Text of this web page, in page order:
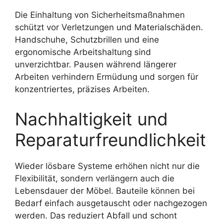
Die Einhaltung von Sicherheitsmaßnahmen
schützt vor Verletzungen und Materialschäden.
Handschuhe, Schutzbrillen und eine
ergonomische Arbeitshaltung sind
unverzichtbar. Pausen während längerer
Arbeiten verhindern Ermüdung und sorgen für
konzentriertes, präzises Arbeiten.
Nachhaltigkeit und
Reparaturfreundlichkeit
Wieder lösbare Systeme erhöhen nicht nur die
Flexibilität, sondern verlängern auch die
Lebensdauer der Möbel. Bauteile können bei
Bedarf einfach ausgetauscht oder nachgezogen
werden. Das reduziert Abfall und schont